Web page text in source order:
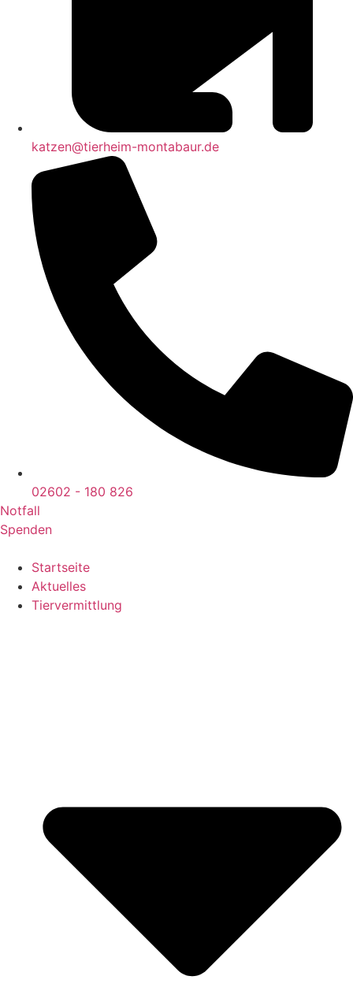
katzen@tierheim-montabaur.de
02602 - 180 826
Notfall
Spenden
Startseite
Aktuelles
Tiervermittlung